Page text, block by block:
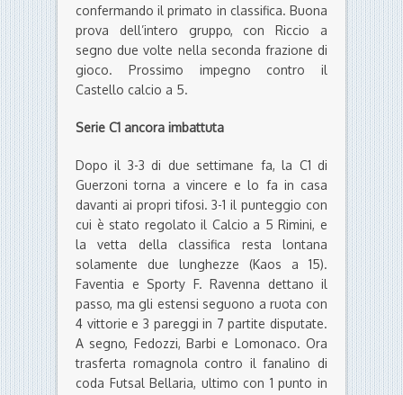
confermando il primato in classifica. Buona
prova dell’intero gruppo, con Riccio a
segno due volte nella seconda frazione di
gioco. Prossimo impegno contro il
Castello calcio a 5.
Serie C1 ancora imbattuta
Dopo il 3-3 di due settimane fa, la C1 di
Guerzoni torna a vincere e lo fa in casa
davanti ai propri tifosi. 3-1 il punteggio con
cui è stato regolato il Calcio a 5 Rimini, e
la vetta della classifica resta lontana
solamente due lunghezze (Kaos a 15).
Faventia e Sporty F. Ravenna dettano il
passo, ma gli estensi seguono a ruota con
4 vittorie e 3 pareggi in 7 partite disputate.
A segno, Fedozzi, Barbi e Lomonaco. Ora
trasferta romagnola contro il fanalino di
coda Futsal Bellaria, ultimo con 1 punto in